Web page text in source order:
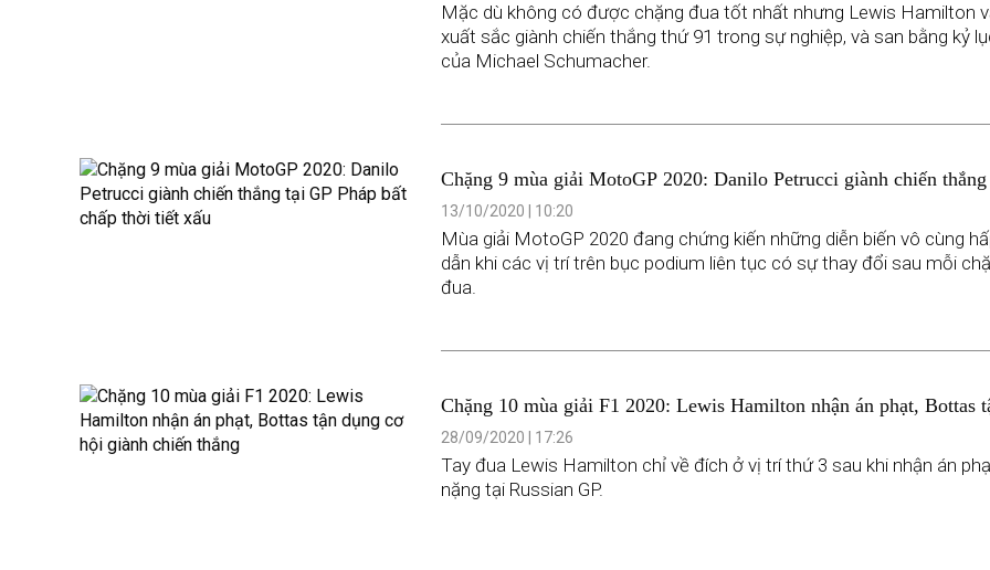
Mặc dù không có được chặng đua tốt nhất nhưng Lewis Hamilton
xuất sắc giành chiến thắng thứ 91 trong sự nghiệp, và san bằng kỷ
của Michael Schumacher.
Chặng 9 mùa giải MotoGP 2020: Danilo Petrucci giành chiến
GP Pháp bất chấp thời tiết xấu
13/10/2020 | 10:20
Mùa giải MotoGP 2020 đang chứng kiến những diễn biến vô cùng
dẫn khi các vị trí trên bục podium liên tục có sự thay đổi sau mỗi
đua.
Chặng 10 mùa giải F1 2020: Lewis Hamilton nhận án phạt, Bottas
dụng cơ hội giành chiến thắng
28/09/2020 | 17:26
Tay đua Lewis Hamilton chỉ về đích ở vị trí thứ 3 sau khi nhận án
nặng tại Russian GP.